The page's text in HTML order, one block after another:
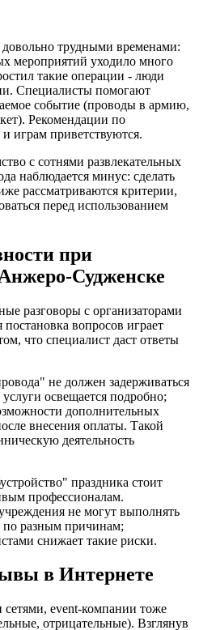
трудными временами:
мероприятий уходило много
такие операции - люди
Специалисты помогают
событие (проводы в армию,
Рекомендации по
играм приветствуются.
с сотнями развлекательных
наблюдается минус: сделать
рассматриваются критерии,
перед использованием
при
Судженске
разговоры с организаторами
вопросов играет
что специалист даст ответы
не должен задерживаться
освещается подробно;
дополнительных
внесения оплаты. Такой
деятельность
праздника стоит
профессионалам.
не могут выполнять
по разным причинам;
снижает такие риски.
в Интернете
event-компании тоже
отрицательные). Взглянув